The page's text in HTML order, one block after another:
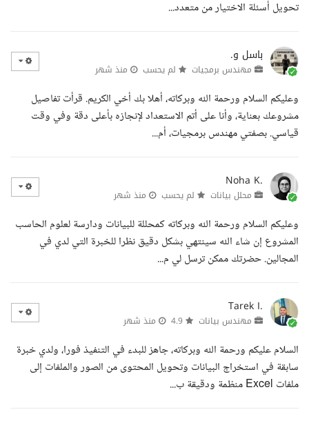
تحويل أسئلة الاختيار من متعدد...
باسل و.
مهندس برمجيات لم يحسب منذ شهر
وعليكم السلام ورحمة الله وبركاته، أهلا بك أخي الكريم. قرأت تفاصيل
مشروعك بعناية، وأنا على أتم الاستعداد لإنجازه بأعلى دقة وفي وقت
قياسي. بصفتي مهندس برمجيات، أم...
Noha K.
محلل بيانات لم يحسب منذ شهر
وعليكم السلام ورحمة الله وبركاته كمحللة للبيانات ودارسة لعلوم الحاسب
المشروع إن شاء الله سينتهي بشكل دقيق نظرا للخبرة التي لدي في
المجالين. حضرتك ممكن ترسل لي م...
Tarek I.
مهندس بيانات منذ شهر
السلام عليكم ورحمة الله وبركاته، جاهز للبدء في التنفيذ فورا، ولدي خبرة
سابقة في استخراج البيانات وتحويل المحتوى من الصور والملفات إلى
ملفات Excel منظمة ودقيقة ب...